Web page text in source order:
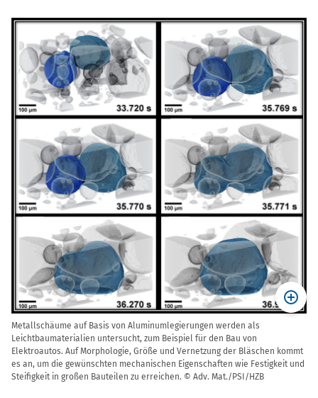
Metallschäume auf Basis von Aluminumlegierungen werden als
Leichtbaumaterialien untersucht, zum Beispiel für den Bau von
Elektroautos. Auf Morphologie, Größe und Vernetzung der Bläschen kommt
es an, um die gewünschten mechanischen Eigenschaften wie Festigkeit und
Steifigkeit in großen Bauteilen zu erreichen. © Adv. Mat./PSI/HZB